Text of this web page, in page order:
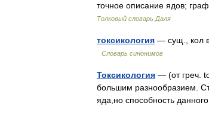
точное описание ядов;
Толковый словарь Даля
токсикология — сущ., кол
Словарь синонимов
Токсикология — (от греч.
большим разнообразием.
яда,но способность